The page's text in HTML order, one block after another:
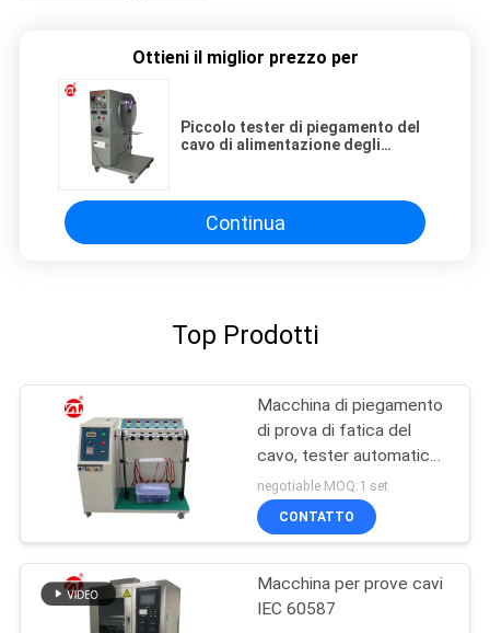
Ottieni il miglior prezzo per
Piccolo tester di piegamento del
cavo di alimentazione degli
Continua
Top Prodotti
Macchina di piegamento
di prova di fatica del
cavo, tester automatico
della flessione del cavo
di 220V 50hz
negotiable MOQ:1 set
CONTATTO
Macchina per prove cavi
IEC 60587